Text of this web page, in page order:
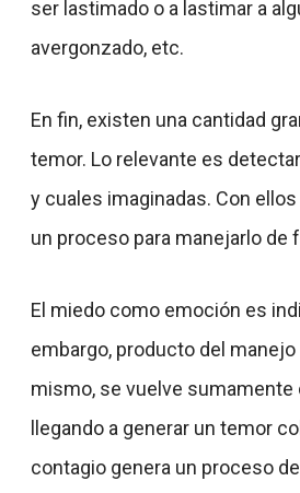
ser lastimado o a lastimar a
avergonzado, etc.
En fin, existen una cantidad
temor. Lo relevante es
y cuales imaginadas. Con
un proceso para manejarlo de
El miedo como emoción es
embargo, producto del
mismo, se vuelve sumamente
llegando a generar un temor
contagio genera un proceso